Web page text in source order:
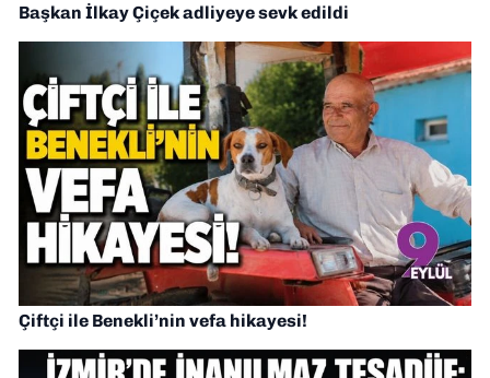
Başkan İlkay Çiçek adliyeye sevk edildi
Çiftçi ile Benekli’nin vefa hikayesi!